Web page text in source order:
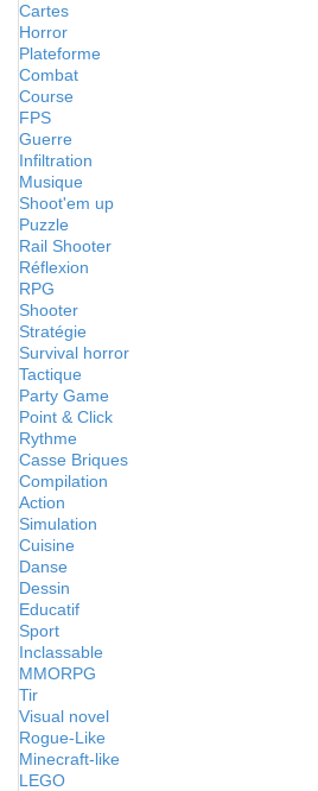
Cartes
Horror
Plateforme
Combat
Course
FPS
Guerre
Infiltration
Musique
Shoot'em up
Puzzle
Rail Shooter
Réflexion
RPG
Shooter
Stratégie
Survival horror
Tactique
Party Game
Point & Click
Rythme
Casse Briques
Compilation
Action
Simulation
Cuisine
Danse
Dessin
Educatif
Sport
Inclassable
MMORPG
Tir
Visual novel
Rogue-Like
Minecraft-like
LEGO